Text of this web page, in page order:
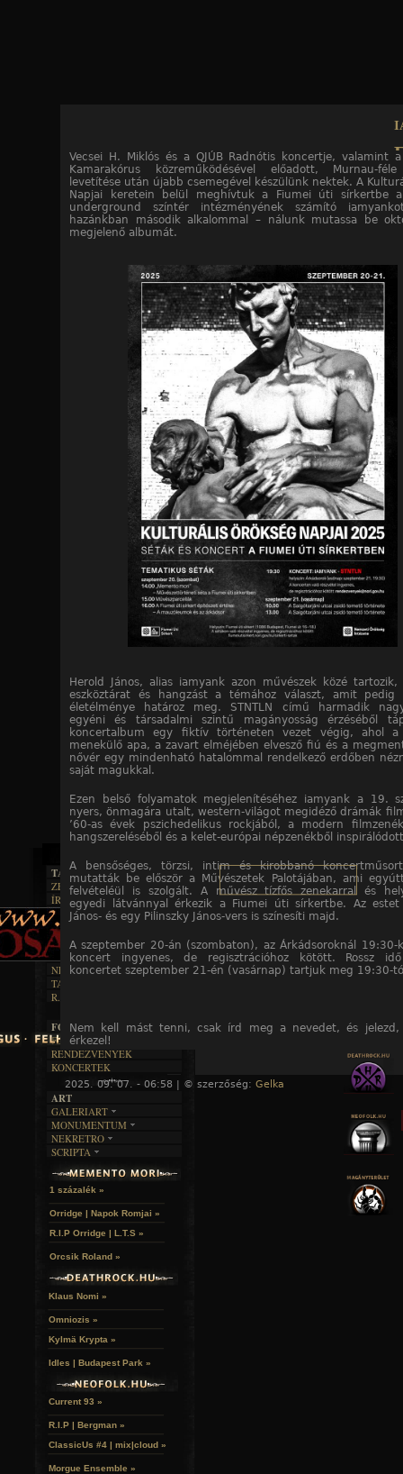
sírkert
Vecsei H. Miklós és a QJÚB Radnótis koncertje, valamint a
Kamarakórus közreműködésével előadott, Murnau-
levetítése után újabb csemegével készülünk nektek. A
Napjai keretein belül meghívtuk a Fiumei úti sírkertbe
underground színtér intézményének számító
hazánkban második alkalommal – nálunk mutassa be
megjelenő albumát.
Herold János, alias iamyank azon művészek közé
eszköztárat és hangzást a témához választ, amit pedig
életélménye határoz meg. STNTLN című harmadik
egyéni és társadalmi szintű magányosság érzéséből
koncertalbum egy fiktív történeten vezet végig, ahol
menekülő apa, a zavart elméjében elvesző fiú és a
nővér egy mindenható hatalommal rendelkező erdőben
saját magukkal.
Ezen belső folyamatok megjelenítéséhez iamyank a 19.
nyers, önmagára utalt, western-világot megidéző drámák
’60-as évek pszichedelikus rockjából, a modern
hangszereléséből és a kelet-európai népzenékből
A bensőséges, törzsi, intim és kirobbanó
mutatták be először a Művészetek Palotájában, ami
felvételéül is szolgált. A művész tízfős zenekarral és
egyedi látvánnyal érkezik a Fiumei úti sírkertbe. Az
János- és egy Pilinszky János-vers is színesíti majd.
A szeptember 20-án (szombaton), az Árkádsoroknál 19:30-
koncert ingyenes, de regisztrációhoz kötött. Rossz
koncertet szeptember 21-én (vasárnap) tartjuk meg 19:30-
Nem kell mást tenni, csak írd meg a nevedet, és jelezd,
érkezel!
E-mail cím:
bejelentkezés
2025. 09. 07. - 06:58 | © szerzőség: Gelka «
TAJTÉKOS LAPOK
ZENE
EGYÜTTESEK
INTERJÚK
DALSZÖVEGEK
ÍRÁSOK
IRODALOM
MŰVÉSZET
ÍRÁSTÖRTÉNET
BOSZORKÁNYKONYHA
FEKETE HUMOR
KÉPES
SZÖVEGES
RENDEZVÉNYEK
NEKROMANTIKA
TAJTÉKOS NAPOK
R.I.P.
FOTÓGALÉRIA
FESZTIVÁLOK
RENDEZVÉNYEK
KONCERTEK
ART
GALERIART
ARTGALERI
KÉPREGÉNYEK
LAKÁSKULTS
MONUMENTUM
TEMETŐK
TEMPLOMOK
VÁRAK
HELYEK
NEKRETRO
SZUBKULT
FEKETE LYUK
RELIKVIÁK
SCRIPTA
NOVELLÁK
VERSEK
1 százalék »
Orridge | Napok Romjai »
R.I.P Orridge | L.T.S »
Orcsik Roland »
Klaus Nomi »
Omniozis »
Kylmä Krypta »
Idles | Budapest Park »
Current 93 »
R.I.P | Bergman »
ClassicUs #4 | mix|cloud »
Morgue Ensemble »